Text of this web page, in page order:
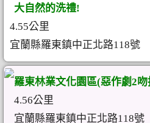
大自然的洗禮!
4.55公里
宜蘭縣羅東鎮中正北路118號
羅東林業文化園區(惡作劇2
4.56公里
宜蘭縣羅東鎮中正北路118號